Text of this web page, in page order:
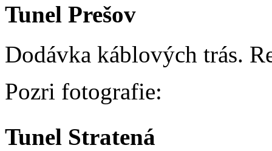
Tunel Prešov
Dodávka káblových trás.
Pozri fotografie:
Tunel Stratená